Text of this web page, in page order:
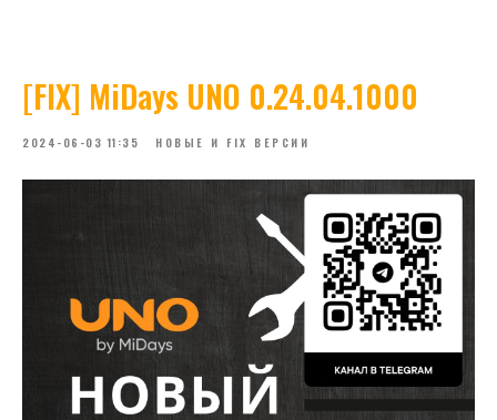
[FIX] MiDays UNO 0.24.04.1000
2024-06-03 11:35 НОВЫЕ И FIX ВЕРСИИ